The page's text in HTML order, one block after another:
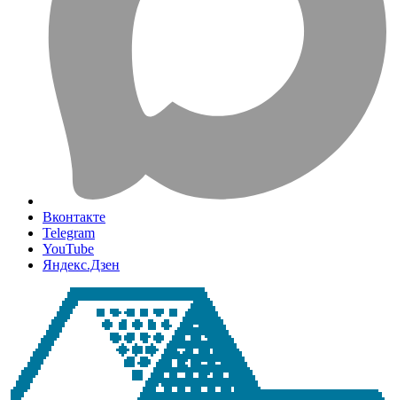
Вконтакте
Telegram
YouTube
Яндекс.Дзен